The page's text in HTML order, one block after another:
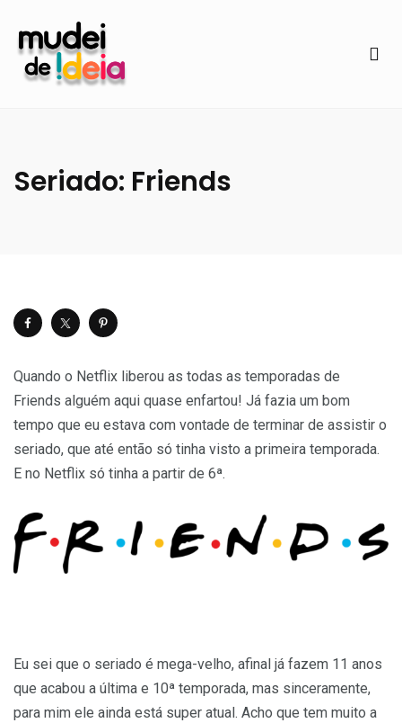
Seriado: Friends
Quando o Netflix liberou as todas as temporadas de
Friends alguém aqui quase enfartou! Já fazia um bom
tempo que eu estava com vontade de terminar de assistir o
seriado, que até então só tinha visto a primeira temporada.
E no Netflix só tinha a partir de 6ª.
Eu sei que o seriado é mega-velho, afinal já fazem 11 anos
que acabou a última e 10ª temporada, mas sinceramente,
para mim ele ainda está super atual. Acho que tem muito a